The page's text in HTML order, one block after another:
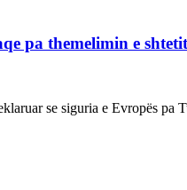
pa themelimin e
se siguria e Evropës